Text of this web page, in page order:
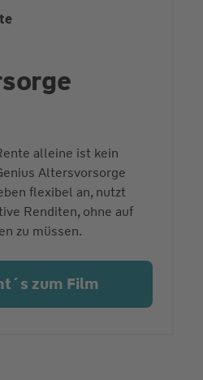
alleine ist kein
Altersvorsorge
flexibel an, nutzt
Renditen, ohne auf
zu müssen.
zum Film